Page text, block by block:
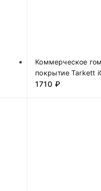
Коммерческое
покрытие Tarkett
1710 ₽